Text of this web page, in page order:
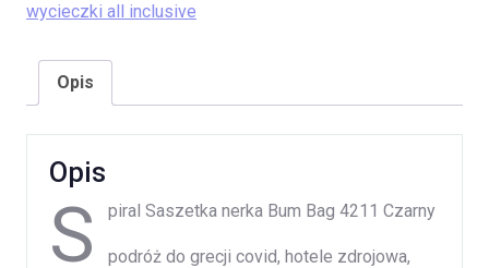
wycieczki all inclusive
Opis
Opis
S piral Saszetka nerka Bum Bag 4211 Czarny
podróż do grecji covid, hotele zdrojowa,